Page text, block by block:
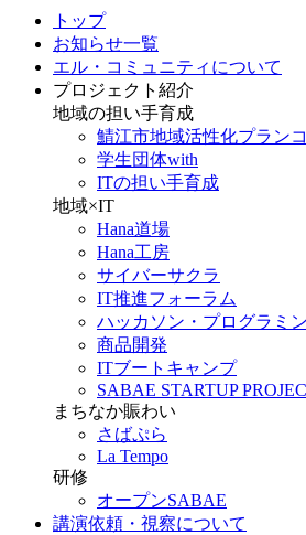
トップ
お知らせ一覧
エル・コミュニティについて
プロジェクト紹介
地域の担い手育成
鯖江市地域活性化プラン
学生団体with
ITの担い手育成
地域×IT
Hana道場
Hana工房
サイバーサクラ
IT推進フォーラム
ハッカソン・プログラミ
商品開発
ITブートキャンプ
SABAE STARTUP
まちなか賑わい
さばぷら
La Tempo
研修
オープンSABAE
講演依頼・視察について